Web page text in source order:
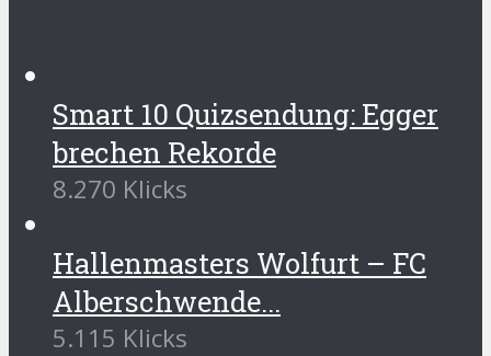
Smart 10 Quizsendung: Egger
brechen Rekorde
8.270 Klicks
Hallenmasters Wolfurt – FC
Alberschwende...
5.115 Klicks